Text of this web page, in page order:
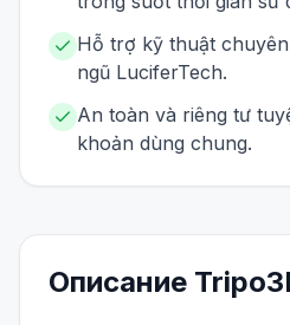
Hỗ trợ kỹ thuật
ngũ LuciferTech.
An toàn và riêng tư
khoản dùng chung.
Описание